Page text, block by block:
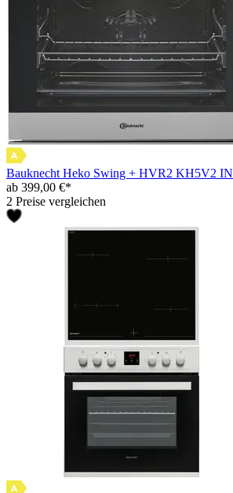
Bauknecht Heko Swing + HVR2 KH5V2 IN
ab 399,00 €*
2 Preise vergleichen